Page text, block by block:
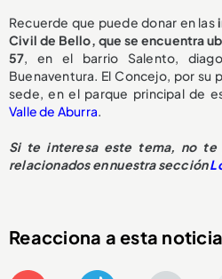
Recuerde que puede donar en las
Civil de Bello, que se encuentra
57, en el barrio Salento,
Buenaventura. El Concejo, por su
sede, en el parque principal de
Valle de Aburra.
Si te interesa este tema, no te
relacionados en nuestra sección
Reacciona a esta